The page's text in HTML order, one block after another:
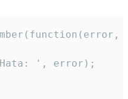
', error);